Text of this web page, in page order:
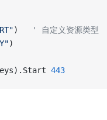
)
' 自定义资源类型
)
443